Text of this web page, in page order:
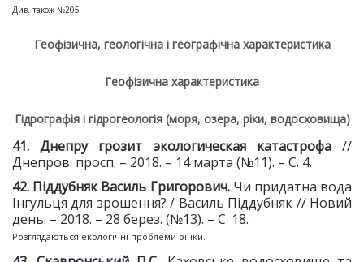
Див. також №205
Геофізична, геологічна і географічна характеристика
Геофізична характеристика
Гідрографія і гідрогеологія (моря, озера, ріки, водосховища)
41. Днепру грозит экологическая катастрофа//
Днепров. просп. – 2018. – 14 марта (№11). – С. 4.
42. Піддубняк Василь Григорович. Чи придатна вода
Інгульця для зрошення? / Василь Піддубняк // Новий
день. – 2018. – 28 берез. (№13). – С. 18.
Розглядаються екологічні проблеми річки.